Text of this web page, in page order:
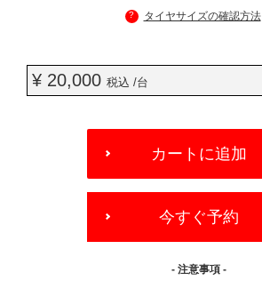
? タイヤサイズの確認方法
¥ 20,000 税込 /台
OPTIONS
カートに追加
今すぐ予約
- 注意事項 -